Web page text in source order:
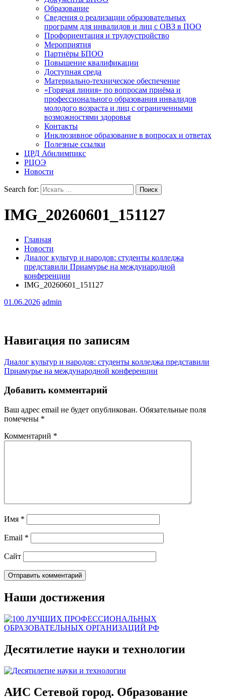
Образование
Сведения о реализации образовательных
программ для инвалидов и лиц с ОВЗ в ПОО
Профориентация и трудоустройство
Мероприятия
Партнёры БПОО
Повышение квалификации
Доступная среда
Материально-техническое обеспечение
«Горячая линия» по вопросам приёма и
профессионального образования инвалидов
молодого возраста и лиц с ограниченными
возможностями здоровья
Контакты
Инклюзивное образование в вопросах и ответах
Полезные ссылки
ЦРД Абилимпикс
РЦОЭ
Новости
Search for:
IMG_20260601_151127
Главная
Новости
Диалог культур и народов: студенты колледжа
представили Приамурье на международной
конференции
IMG_20260601_151127
01.06.2026 admin
Навигация по записям
Диалог культур и народов: студенты колледжа представили
Приамурье на международной конференции
Добавить комментарий
Ваш адрес email не будет опубликован. Обязательные поля
помечены *
Комментарий *
Имя *
Email *
Сайт
Наши достижения
Десятилетие науки и технологии
АИС Сетевой город. Образование